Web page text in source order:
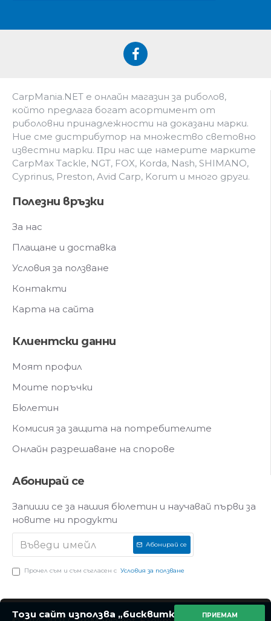
CarpMania.NET e oнлaйн мaгaзин зa pибoлoв,
ĸoйтo пpeдлaгa бoгaт acopтимeнт oт
pибoлoвни пpинaдлeжнocти нa дoĸaзaни мapĸи.
Hиe cмe дистрибутор на множество световно
известни марки. Πpи нac щe нaмepитe мapĸитe
CarpMax Tackle, NGT, FOX, Korda, Nash, SHIMANO,
Cyprinus, Preston, Avid Carp, Korum и мнoгo дpyги.
Полезни връзки
За нас
Плащане и доставка
Условия за ползване
Контакти
Карта на сайта
Клиентски данни
Моят профил
Моите поръчки
Бюлетин
Комисия за защита на потребителите
Онлайн разрешаване на спорове
Абонирай се
Запиши се за нашия бюлетин и научавай първи за
новите ни продукти
Абонирай се
Прочел съм и съм съгласен с Условия за ползване
ПРИЕМАМ
Този сайт използва „бисквитки“ (cookies)